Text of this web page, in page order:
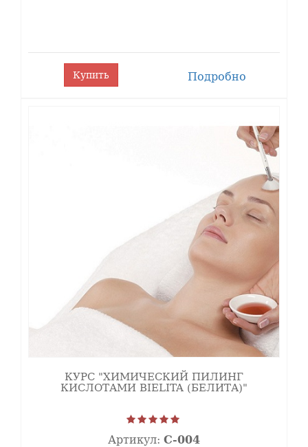
Купить Подробно
КУРС "ХИМИЧЕСКИЙ ПИЛИНГ
КИСЛОТАМИ BIELITA (БЕЛИТА)"
Артикул: С-004